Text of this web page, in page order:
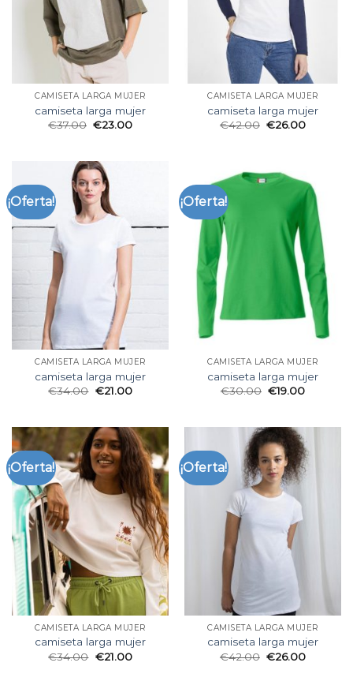
CAMISETA LARGA MUJER
camiseta larga mujer
€37.00 €23.00
CAMISETA LARGA MUJER
camiseta larga mujer
€42.00 €26.00
¡Oferta!
CAMISETA LARGA MUJER
camiseta larga mujer
€34.00 €21.00
¡Oferta!
CAMISETA LARGA MUJER
camiseta larga mujer
€30.00 €19.00
¡Oferta!
CAMISETA LARGA MUJER
camiseta larga mujer
€34.00 €21.00
¡Oferta!
CAMISETA LARGA MUJER
camiseta larga mujer
€42.00 €26.00